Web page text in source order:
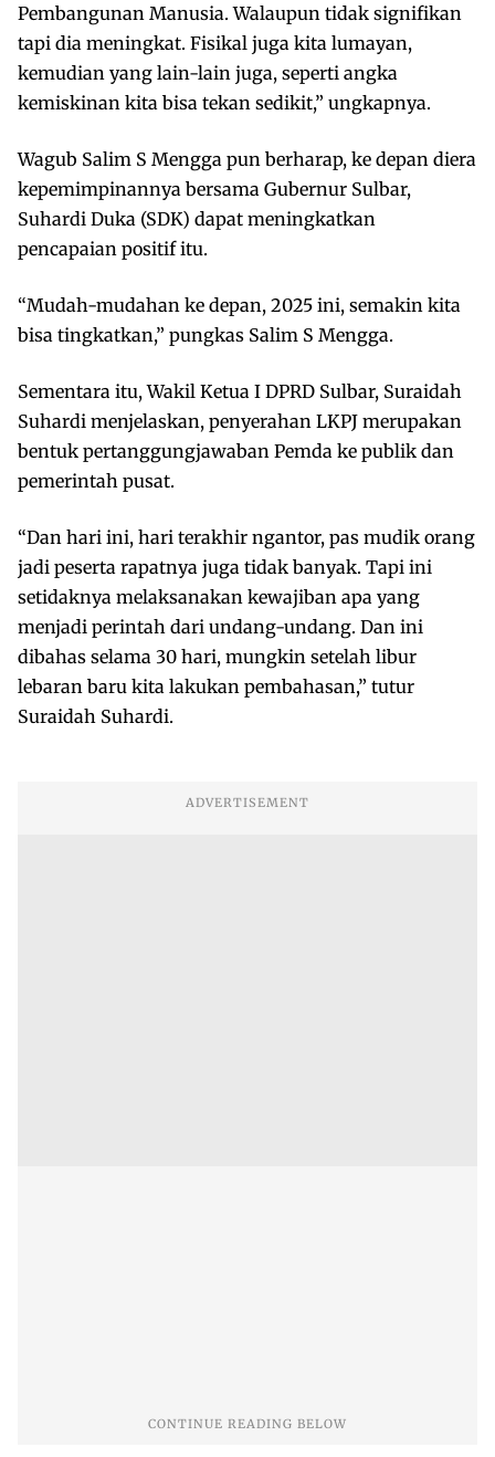
Pembangunan Manusia. Walaupun tidak signifikan
tapi dia meningkat. Fisikal juga kita lumayan,
kemudian yang lain-lain juga, seperti angka
kemiskinan kita bisa tekan sedikit,” ungkapnya.
Wagub Salim S Mengga pun berharap, ke depan diera
kepemimpinannya bersama Gubernur Sulbar,
Suhardi Duka (SDK) dapat meningkatkan
pencapaian positif itu.
“Mudah-mudahan ke depan, 2025 ini, semakin kita
bisa tingkatkan,” pungkas Salim S Mengga.
Sementara itu, Wakil Ketua I DPRD Sulbar, Suraidah
Suhardi menjelaskan, penyerahan LKPJ merupakan
bentuk pertanggungjawaban Pemda ke publik dan
pemerintah pusat.
“Dan hari ini, hari terakhir ngantor, pas mudik orang
jadi peserta rapatnya juga tidak banyak. Tapi ini
setidaknya melaksanakan kewajiban apa yang
menjadi perintah dari undang-undang. Dan ini
dibahas selama 30 hari, mungkin setelah libur
lebaran baru kita lakukan pembahasan,” tutur
Suraidah Suhardi.